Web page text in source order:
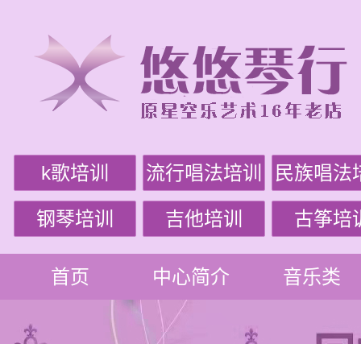
k歌培训 流行唱法培训 民族唱法
钢琴培训 吉他培训 古筝培
首页 中心简介 音乐类